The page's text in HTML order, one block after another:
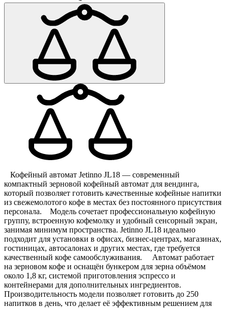
Кофейный автомат Jetinno JL18 — современный
компактный зерновой кофейный автомат для вендинга,
который позволяет готовить качественные кофейные напитки
из свежемолотого кофе в местах без постоянного присутствия
персонала. Модель сочетает профессиональную кофейную
группу, встроенную кофемолку и удобный сенсорный экран,
занимая минимум пространства. Jetinno JL18 идеально
подходит для установки в офисах, бизнес-центрах, магазинах,
гостиницах, автосалонах и других местах, где требуется
качественный кофе самообслуживания. Автомат работает
на зерновом кофе и оснащён бункером для зерна объёмом
около 1,8 кг, системой приготовления эспрессо и
контейнерами для дополнительных ингредиентов.
Производительность модели позволяет готовить до 250
напитков в день, что делает её эффективным решением для